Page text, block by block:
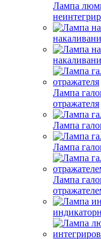
Лампа
Лампа
отражателя
Лампа
Лампа
Лампа